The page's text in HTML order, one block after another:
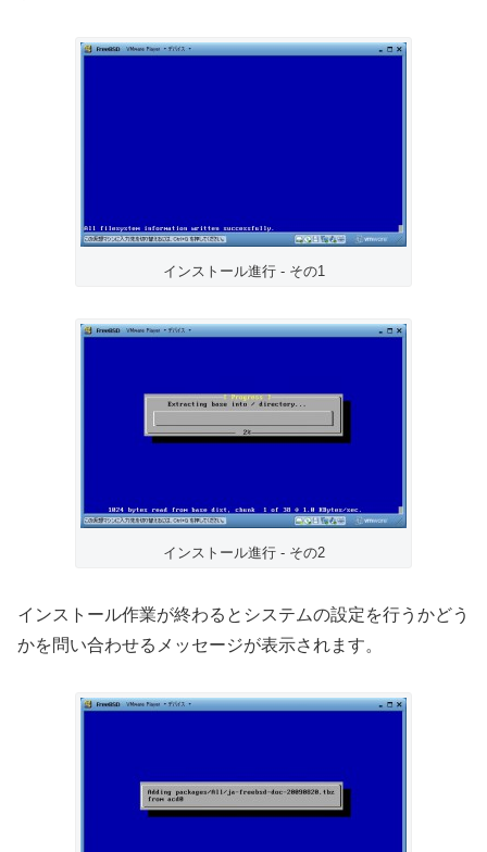
インストール進行 - その1
インストール進行 - その2
インストール作業が終わるとシステムの設定を行うかどう
かを問い合わせるメッセージが表示されます。